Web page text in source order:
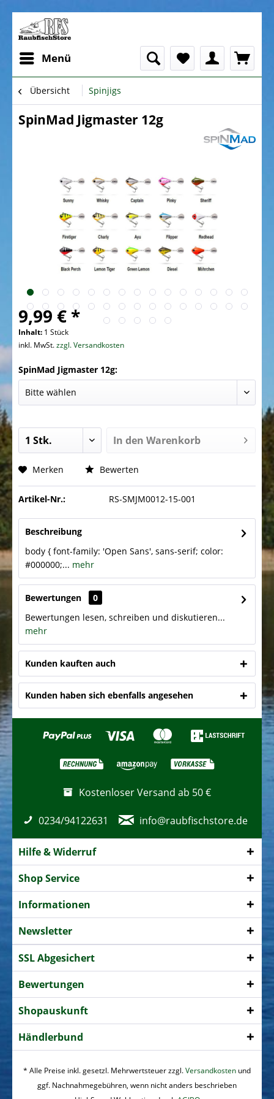
Menü
Übersicht Spinjigs
SpinMad Jigmaster 12g
9,99 € *
Inhalt: 1 Stück
inkl. MwSt.zzgl. Versandkosten
SpinMad Jigmaster 12g:
In den Warenkorb
Merken Bewerten
Artikel-Nr.: RS-SMJM0012-15-001
Beschreibung
body { font-family: 'Open Sans', sans-serif; color:
#000000;... mehr
Bewertungen
0
Bewertungen lesen, schreiben und diskutieren...
mehr
Kunden kauften auch
Kunden haben sich ebenfalls angesehen
Kostenloser Versand ab 50 €
0234/94122631 info@raubfischstore.de
Hilfe & Widerruf
Shop Service
Informationen
Newsletter
SSL Abgesichert
Bewertungen
Shopauskunft
Händlerbund
* Alle Preise inkl. gesetzl. Mehrwertsteuer zzgl.Versandkosten und
ggf. Nachnahmegebühren, wenn nicht anders beschrieben